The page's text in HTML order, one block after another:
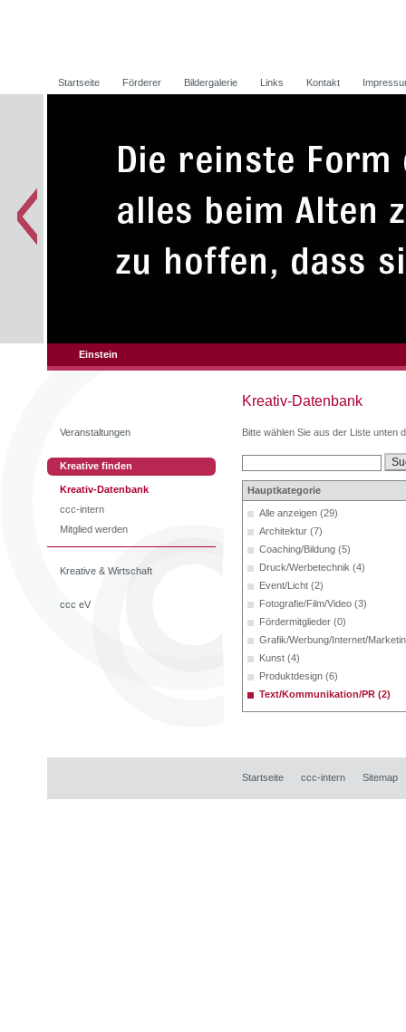
Veranstaltungen
Kreative finden
Kreativ-Datenbank
ccc-intern
Mitglied werden
Kreative & Wirtschaft
ccc eV
Kreativ-Datenbank
Bitte wählen Sie aus der Liste unten
Hauptkategorie
Alle anzeigen (29)
Architektur (7)
Coaching/Bildung (5)
Druck/Werbetechnik (4)
Event/Licht (2)
Fotografie/Film/Video (3)
Fördermitglieder (0)
Grafik/Werbung/Internet/
Kunst (4)
Produktdesign (6)
Text/Kommunikation/PR (2)
Einstein
Startseite Förderer Bildergalerie Links Kontakt
Startseite ccc-intern Sitemap